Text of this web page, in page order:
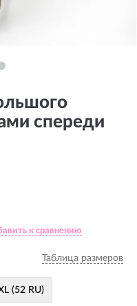
спереди
к сравнению
Таблица размеров
(52 RU)